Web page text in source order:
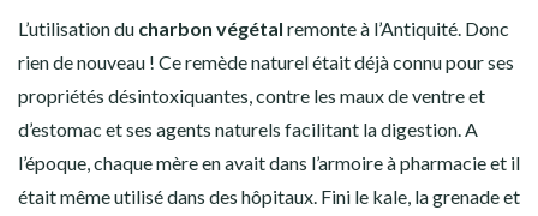
L’utilisation du charbon végétal remonte à l’Antiquité. Donc
rien de nouveau ! Ce remède naturel était déjà connu pour ses
propriétés désintoxiquantes, contre les maux de ventre et
d’estomac et ses agents naturels facilitant la digestion. A
l’époque, chaque mère en avait dans l’armoire à pharmacie et il
était même utilisé dans des hôpitaux. Fini le kale, la grenade et